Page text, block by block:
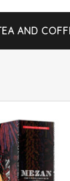
AND